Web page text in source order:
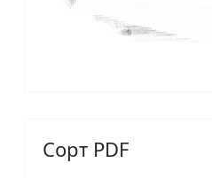
Сорт PDF